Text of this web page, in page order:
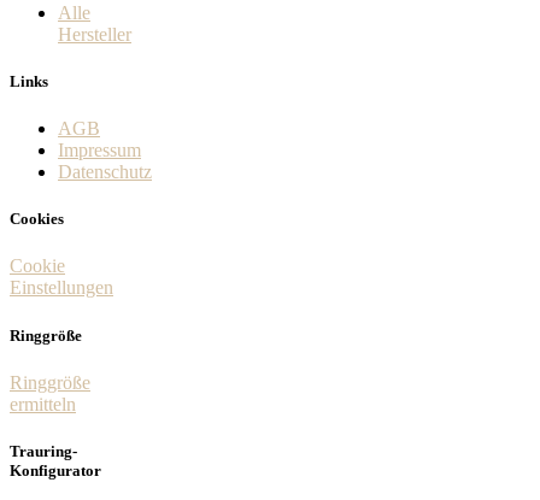
Alle
Hersteller
Links
AGB
Impressum
Datenschutz
Cookies
Cookie
Einstellungen
Ringgröße
Ringgröße
ermitteln
Trauring-
Konfigurator